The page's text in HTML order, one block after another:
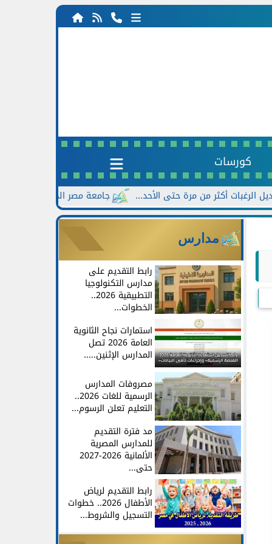
كورسات
جامعة مصر الجديدة تعلن خصومات تصل إلى 30% للطلاب الجدد
مدارس
رابط التقديم على
مدارس التكنولوجيا
التطبيقية 2026..
الخطوات...
استمارات نجاح الثانوية
العامة 2026 تصل
المدارس الإثنين.....
مصروفات المدارس
الرسمية للغات 2026..
التعليم تعلن الرسوم...
مد فترة التقديم
للمدارس المصرية
الألمانية 2026-2027
حتى...
رابط التقديم لرياض
الأطفال 2026.. خطوات
التسجيل والشروط...